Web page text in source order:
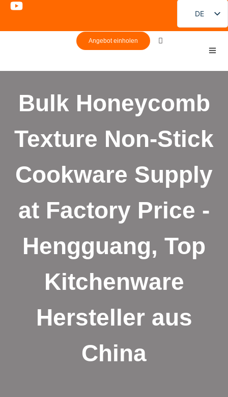
DE
EN
RU
KO
Angebot einholen
Bulk Honeycomb
Texture Non-Stick
Cookware Supply
at Factory Price -
Hengguang, Top
Kitchenware
Hersteller aus
China